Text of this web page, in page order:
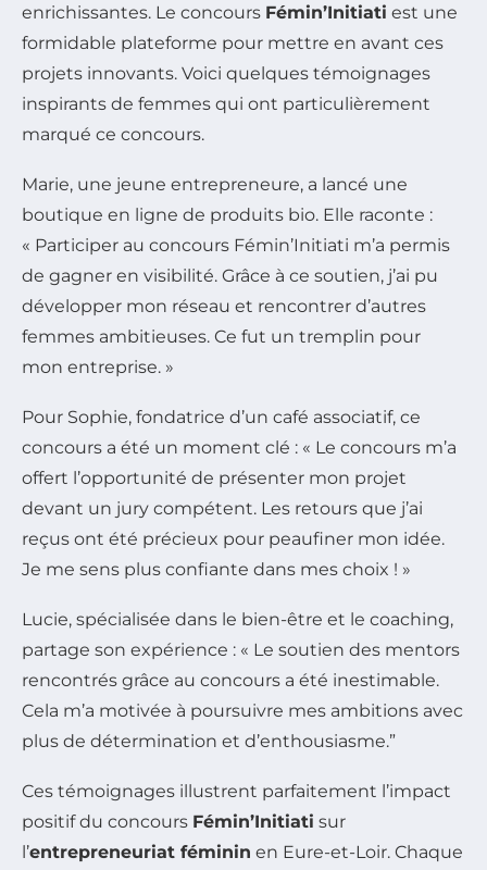
enrichissantes. Le concours Fémin’Initiati est une
formidable plateforme pour mettre en avant ces
projets innovants. Voici quelques témoignages
inspirants de femmes qui ont particulièrement
marqué ce concours.
Marie, une jeune entrepreneure, a lancé une
boutique en ligne de produits bio. Elle raconte :
« Participer au concours Fémin’Initiati m’a permis
de gagner en visibilité. Grâce à ce soutien, j’ai pu
développer mon réseau et rencontrer d’autres
femmes ambitieuses. Ce fut un tremplin pour
mon entreprise. »
Pour Sophie, fondatrice d’un café associatif, ce
concours a été un moment clé : « Le concours m’a
offert l’opportunité de présenter mon projet
devant un jury compétent. Les retours que j’ai
reçus ont été précieux pour peaufiner mon idée.
Je me sens plus confiante dans mes choix ! »
Lucie, spécialisée dans le bien-être et le coaching,
partage son expérience : « Le soutien des mentors
rencontrés grâce au concours a été inestimable.
Cela m’a motivée à poursuivre mes ambitions avec
plus de détermination et d’enthousiasme.”
Ces témoignages illustrent parfaitement l’impact
positif du concours Fémin’Initiati sur
l’entrepreneuriat féminin en Eure-et-Loir. Chaque